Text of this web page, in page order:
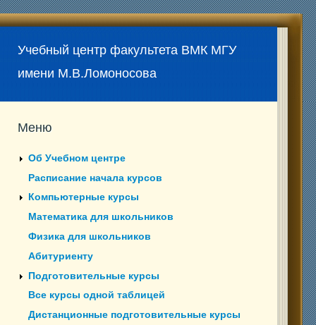
Учебный центр факультета ВМК МГУ
имени М.В.Ломоносова
Меню
Об Учебном центре
Расписание начала курсов
Компьютерные курсы
Математика для школьников
Физика для школьников
Абитуриенту
Подготовительные курсы
Все курсы одной таблицей
Дистанционные подготовительные курсы